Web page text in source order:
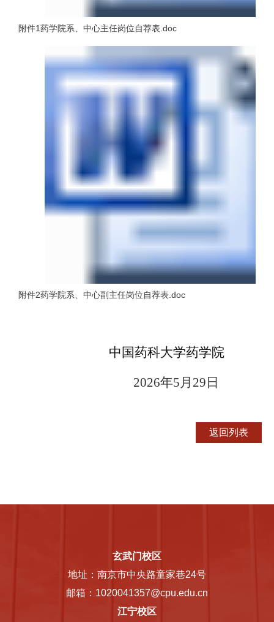
附件1药学院系、中心主任岗位自荐表.doc
附件2药学院系、中心副主任岗位自荐表.doc
中国药科大学药学院
2026年5月 29 日
玄武门校区
地址：南京市中央路童家巷24号
邮箱：1020041357@cpu.edu.cn
江宁校区